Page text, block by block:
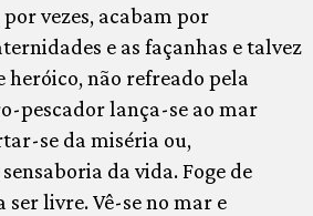
vezes, acabam por
e as façanhas e talvez
heróico, não refreado pela
pescador lança-se ao mar
se da miséria ou,
da vida. Foge de
livre. Vê-se no mar e